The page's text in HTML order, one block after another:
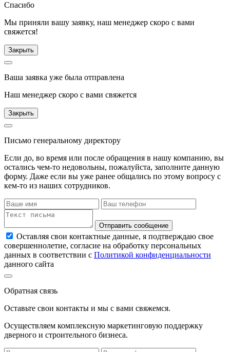
Спасибо
Мы приняли вашу заявку, наш менеджер скоро с вами
свяжется!
Закрыть
Ваша заявка уже была отправлена
Наш менеджер скоро с вами свяжется
Закрыть
Письмо генеральному директору
Если до, во время или после обращения в нашу компанию, вы
остались чем-то недовольны, пожалуйста, заполните данную
форму. Даже если вы уже ранее общались по этому вопросу с
кем-то из наших сотрудников.
Отправить сообщение
Оставляя свои контактные данные, я подтверждаю свое
совершеннолетие, согласие на обработку персональных
данных в соответствии с Политикой конфиденциальности
данного сайта
Обратная связь
Оставьте свои контакты и мы с вами свяжемся.
Осуществляем комплексную маркетинговую поддержку
дверного и строительного бизнеса.